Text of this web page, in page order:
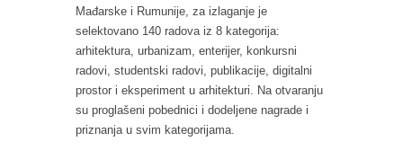
Mađarske i Rumunije, za izlaganje je
selektovano 140 radova iz 8 kategorija:
arhitektura, urbanizam, enterijer, konkursni
radovi, studentski radovi, publikacije, digitalni
prostor i eksperiment u arhitekturi. Na otvaranju
su proglašeni pobednici i dodeljene nagrade i
priznanja u svim kategorijama.